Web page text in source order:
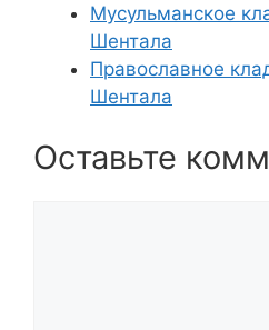
Мусульманское
Шентала
Православное
Шентала
Оставьте